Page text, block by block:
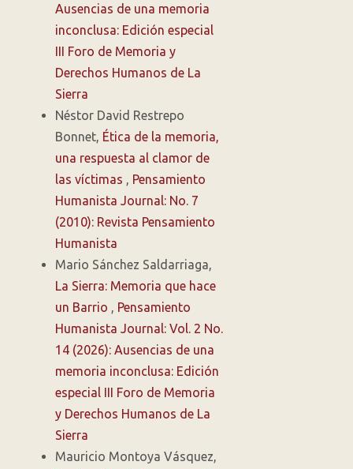
Ausencias de una memoria
inconclusa: Edición especial
III Foro de Memoria y
Derechos Humanos de La
Sierra
Néstor David Restrepo
Bonnet, Ética de la memoria,
una respuesta al clamor de
las víctimas , Pensamiento
Humanista Journal: No. 7
(2010): Revista Pensamiento
Humanista
Mario Sánchez Saldarriaga,
La Sierra: Memoria que hace
un Barrio , Pensamiento
Humanista Journal: Vol. 2 No.
14 (2026): Ausencias de una
memoria inconclusa: Edición
especial III Foro de Memoria
y Derechos Humanos de La
Sierra
Mauricio Montoya Vásquez,